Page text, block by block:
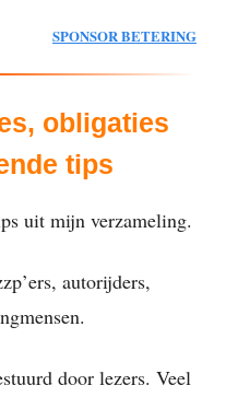
SPONSOR BETERING
obligaties
tips
uit mijn verzameling.
autorijders,
door lezers. Veel